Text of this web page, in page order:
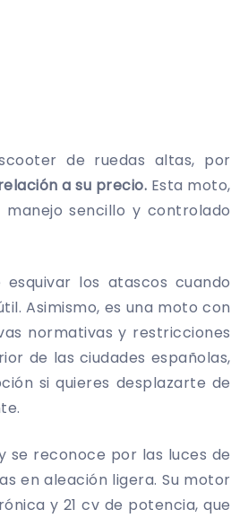
de ruedas altas, por
a su precio. Esta moto,
sencillo y controlado
los atascos cuando
Asimismo, es una moto con
normativas y restricciones
de las ciudades españolas,
si quieres desplazarte de
se reconoce por las luces de
en aleación ligera. Su motor
y 21 cv de potencia, que